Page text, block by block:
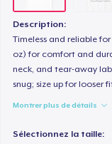
Description:
Timeless and reliable
oz) for comfort and
neck, and tear-away
snug; size up for looser
Montrer plus de détails
Sélectionnez la taille: